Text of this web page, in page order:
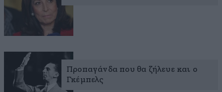
Προπαγάνδα που θα ζήλευε και ο
Γκέμπελς